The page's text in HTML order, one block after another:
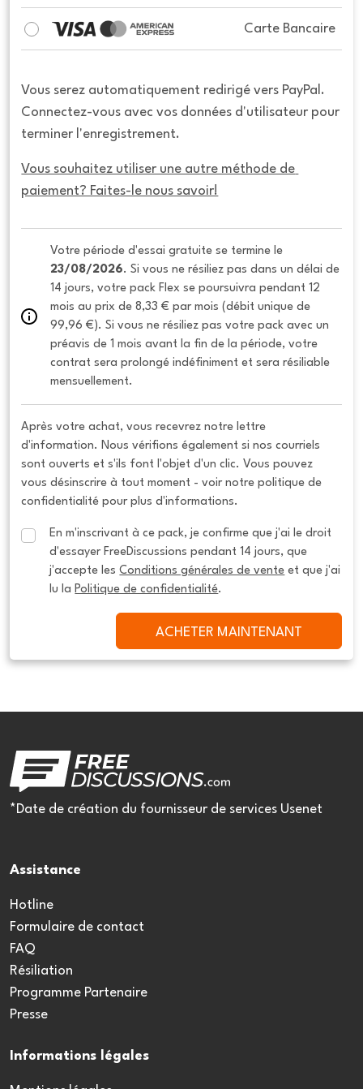
Carte Bancaire
Vous serez automatiquement redirigé vers PayPal.
Connectez-vous avec vos données d'utilisateur pour
terminer l'enregistrement.
Vous souhaitez utiliser une autre méthode de
paiement? Faites-le nous savoir!
23/08/2026. Si vous ne résiliez pas dans un délai de
14 jours, votre pack Flex se poursuivra pendant 12
mois au prix de 8,33 € par mois (débit unique de
99,96 €). Si vous ne résiliez pas votre pack avec un
préavis de 1 mois avant la fin de la période, votre
contrat sera prolongé indéfiniment et sera résiliable
mensuellement.
Après votre achat, vous recevrez notre lettre
d'information. Nous vérifions également si nos courriels
sont ouverts et s'ils font l'objet d'un clic. Vous pouvez
vous désinscrire à tout moment - voir notre politique de
confidentialité pour plus d'informations.
En m'inscrivant à ce pack, je confirme que j'ai le droit
d'essayer FreeDiscussions pendant 14 jours, que
j'accepte les Conditions générales de vente et que j'ai
lu la Politique de confidentialité.
ACHETER MAINTENANT
*Date de création du fournisseur de services Usenet
Assistance
Hotline
Formulaire de contact
FAQ
Résiliation
Programme Partenaire
Presse
Informations légales